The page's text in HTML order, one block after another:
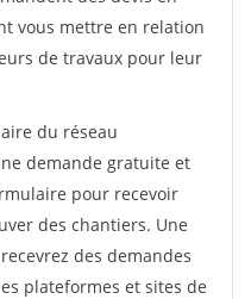
vous mettre en relation
de travaux pour leur
du réseau
demande gratuite et
pour recevoir
des chantiers. Une
des demandes
plateformes et sites de